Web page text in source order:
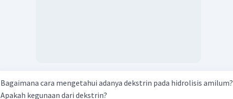
Bagaimana cara mengetahui adanya dekstrin pada hidrolisis amilum?
Apakah kegunaan dari dekstrin?